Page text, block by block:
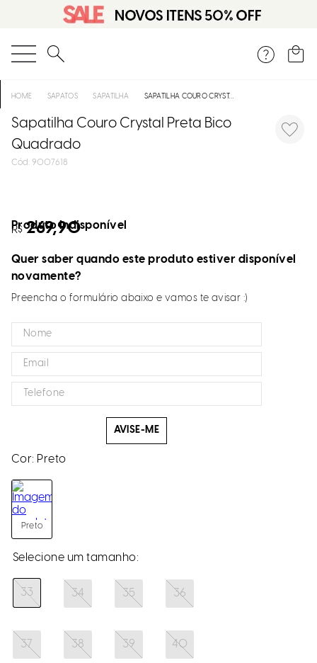
O que você está procurando?
SAPATOS SAPATILHA SAPATILHA COURO CRYSTAL PRETA BICO QUADRADO
Sapatilha Couro Crystal Preta Bico
Quadrado
: 9007618
R$ 269,90
Produto indisponível
Quer saber quando este produto estiver disponível
novamente?
Preencha o formulário abaixo e vamos te avisar :)
AVISE-ME
Cor: Preto
Preto
33 34 35 36
37 38 39 40